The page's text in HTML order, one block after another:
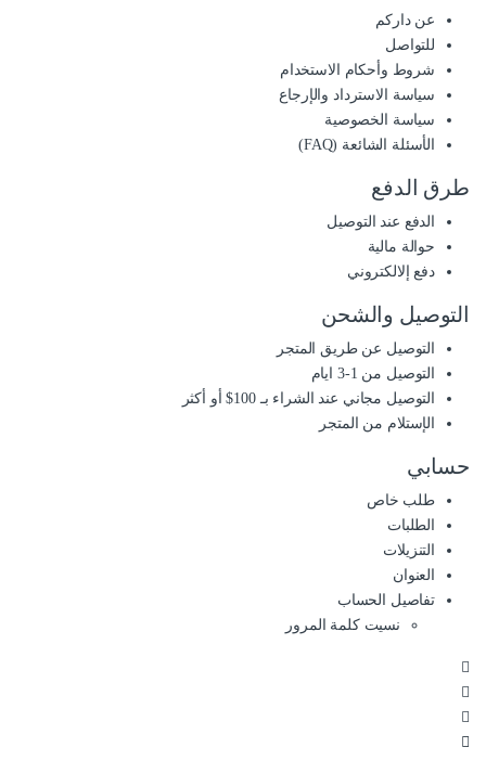
عن داركم
للتواصل
شروط وأحكام الاستخدام
سياسة الاسترداد والإرجاع
سياسة الخصوصية
الأسئلة الشائعة (FAQ)
طرق الدفع
الدفع عند التوصيل
حوالة مالية
دفع إلالكتروني
التوصيل والشحن
التوصيل عن طريق المتجر
التوصيل من 1-3 ايام
التوصيل مجاني عند الشراء بـ 100$ أو أكثر
الإستلام من المتجر
حسابي
طلب خاص
الطلبات
التنزيلات
العنوان
تفاصيل الحساب
نسيت كلمة المرور